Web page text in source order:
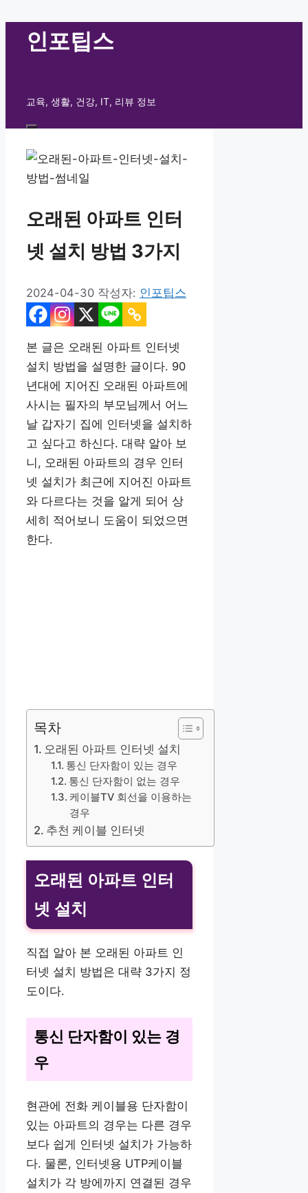
너
인포팁스
교육, 생활, 건강, IT, 리뷰 정보
메
뉴
오래된 아파트 인터
넷 설치 방법 3가지
2024-04-30 작성자: 인포팁스
본 글은 오래된 아파트 인터넷
설치 방법을 설명한 글이다. 90
년대에 지어진 오래된 아파트에
사시는 필자의 부모님께서 어느
날 갑자기 집에 인터넷을 설치하
고 싶다고 하신다. 대략 알아 보
니, 오래된 아파트의 경우 인터
넷 설치가 최근에 지어진 아파트
와 다르다는 것을 알게 되어 상
세히 적어보니 도움이 되었으면
한다.
목차
오래된 아파트 인터넷 설치
통신 단자함이 있는 경우
통신 단자함이 없는 경우
케이블TV 회선을 이용하는
경우
추천 케이블 인터넷
오래된 아파트 인터
넷 설치
직접 알아 본 오래된 아파트 인
터넷 설치 방법은 대략 3가지 정
도이다.
통신 단자함이 있는 경
우
현관에 전화 케이블용 단자함이
있는 아파트의 경우는 다른 경우
보다 쉽게 인터넷 설치가 가능하
다. 물론, 인터넷용 UTP케이블
설치가 각 방에까지 연결된 경우